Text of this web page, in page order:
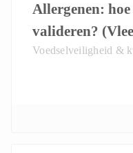
Allergenen:
valideren?
Voedselveiligheid &